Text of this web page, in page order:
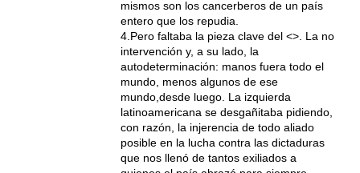
mismos son los cancerberos de un país
entero que los repudia.
4.Pero faltaba la pieza clave del <>. La no
intervención y, a su lado, la
autodeterminación: manos fuera todo el
mundo, menos algunos de ese
mundo,desde luego. La izquierda
latinoamericana se desgañitaba pidiendo,
con razón, la injerencia de todo aliado
posible en la lucha contra las dictaduras
que nos llenó de tantos exiliados a